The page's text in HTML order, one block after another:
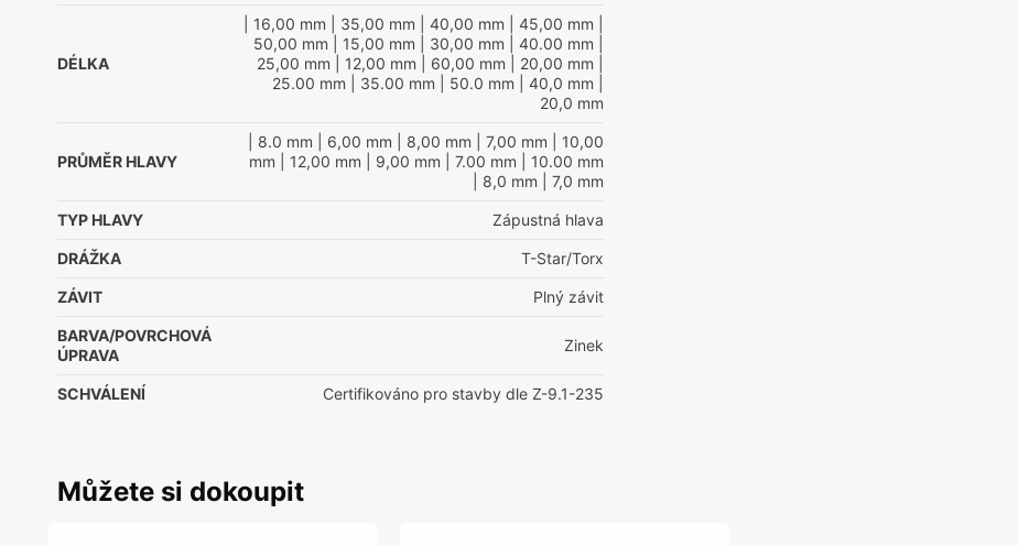
DÉLKA
| 16,00 mm | 35,00 mm | 40,00 mm | 45,00 mm
50,00 mm | 15,00 mm | 30,00 mm | 40.00 mm
25,00 mm | 12,00 mm | 60,00 mm | 20,00 mm
25.00 mm | 35.00 mm | 50.0 mm | 40,0 mm
20,0 mm
PRŮMĚR HLAVY
| 8.0 mm | 6,00 mm | 8,00 mm | 7,00 mm | 10,00
mm | 12,00 mm | 9,00 mm | 7.00 mm | 10.00 mm
| 8,0 mm | 7,0 mm
TYP HLAVY Zápustná hlava
DRÁŽKA T-Star/Torx
ZÁVIT Plný závit
BARVA/POVRCHOVÁ
ÚPRAVA
Zinek
SCHVÁLENÍ Certifikováno pro stavby dle Z-9.1-235
Můžete si dokoupit